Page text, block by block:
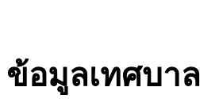
ข้อมูลเทศบาล